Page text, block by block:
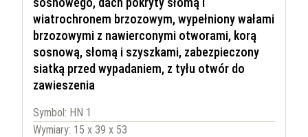
wiatrochronem brzozowym, wypełniony wałami
brzozowymi z nawierconymi otworami, korą
sosnową, słomą i szyszkami, zabezpieczony
siatką przed wypadaniem, z tyłu otwór do
zawieszenia
Symbol: HN 1
Wymiary: 15 x 39 x 53